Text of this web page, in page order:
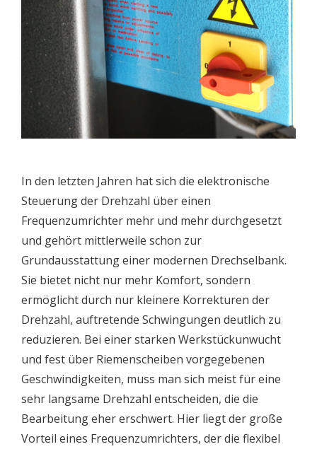
In den letzten Jahren hat sich die elektronische
Steuerung der Drehzahl über einen
Frequenzumrichter mehr und mehr durchgesetzt
und gehört mittlerweile schon zur
Grundausstattung einer modernen Drechselbank.
Sie bietet nicht nur mehr Komfort, sondern
ermöglicht durch nur kleinere Korrekturen der
Drehzahl, auftretende Schwingungen deutlich zu
reduzieren. Bei einer starken Werkstückunwucht
und fest über Riemenscheiben vorgegebenen
Geschwindigkeiten, muss man sich meist für eine
sehr langsame Drehzahl entscheiden, die die
Bearbeitung eher erschwert. Hier liegt der große
Vorteil eines Frequenzumrichters, der die flexibel